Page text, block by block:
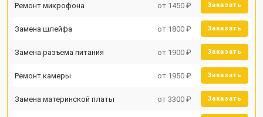
Ремонт микрофона от 1450 ₽ Заказать
Замена шлейфа от 1800 ₽ Заказать
Замена разъема питания от 1900 ₽ Заказать
Ремонт камеры от 1950 ₽ Заказать
Замена материнской платы от 3300 ₽ Заказать